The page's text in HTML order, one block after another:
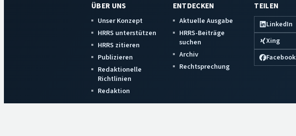
ÜBER UNS
Unser Konzept
HRRS unterstützen
HRRS zitieren
Publizieren
Redaktionelle
Richtlinien
Redaktion
ENTDECKEN
Aktuelle Ausgabe
HRRS-Beiträge
suchen
Archiv
Rechtsprechung
TEILEN
LinkedIn
Xing
Facebook